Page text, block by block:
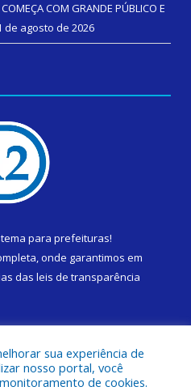
COM GRANDE PÚBLICO E
de agosto de 2026
para prefeituras!
onde garantimos em
das leis de transparência
sua experiência de
nosso portal, você
de cookies.